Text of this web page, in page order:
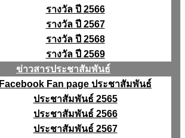
รางวัล ปี 2566
รางวัล ปี 2567
รางวัล ปี 2568
รางวัล ปี 2569
ข่าวสารประชาสัมพันธ์
Facebook Fan page ประชาสัมพันธ์
ประชาสัมพันธ์ 2565
ประชาสัมพันธ์ 2566
ประชาสัมพันธ์ 2567